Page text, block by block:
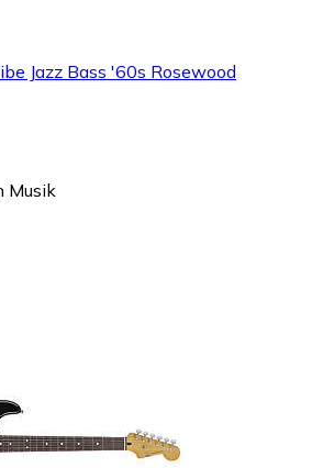
Jazz Bass '60s Rosewood
Musik